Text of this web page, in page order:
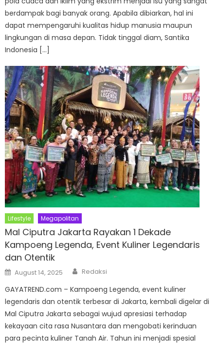
berdampak bagi banyak orang. Apabila dibiarkan, hal ini
dapat mempengaruhi kualitas hidup manusia maupun
lingkungan di masa depan. Tidak tinggal diam, Santika
Indonesia […]
Lifestyle Megapolitan
Mal Ciputra Jakarta Rayakan 1 Dekade
Kampoeng Legenda, Event Kuliner Legendaris
dan Otentik
Posted
on
August 14, 2025 Author
Redaksi
GAYATREND.com – Kampoeng Legenda, event kuliner
legendaris dan otentik terbesar di Jakarta, kembali digelar di
Mal Ciputra Jakarta sebagai wujud apresiasi terhadap
kekayaan cita rasa Nusantara dan mengobati kerinduan
para pecinta kuliner Tanah Air. Tahun ini menjadi spesial